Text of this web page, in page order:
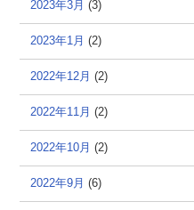
2023年3月 (3)
2023年1月 (2)
2022年12月 (2)
2022年11月 (2)
2022年10月 (2)
2022年9月 (6)